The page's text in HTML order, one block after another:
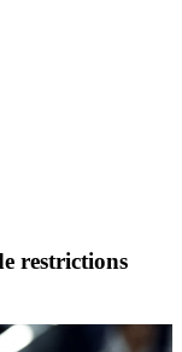
restrictions